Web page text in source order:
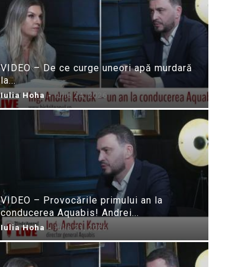
VIDEO – De ce curge uneori apă murdară
la...
Iulia Hoha - iulie 24, 2026
VIDEO – Provocările primului an la
conducerea Aquabis! Andrei...
Iulia Hoha - iulie 21, 2026